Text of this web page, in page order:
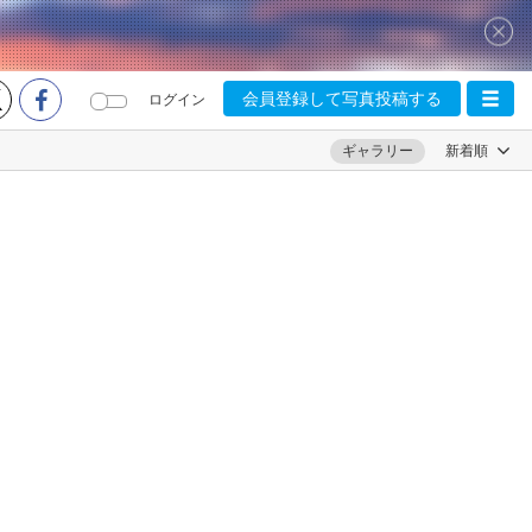
ログイン 会員登録して写真投稿する
ギャラリー 新着順